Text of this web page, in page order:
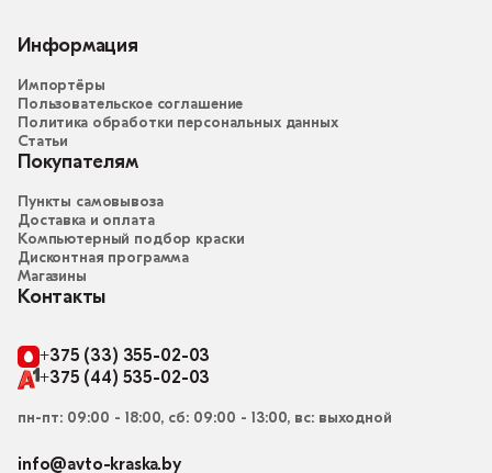
Информация
Импортёры
Пользовательское соглашение
Политика обработки персональных данных
Статьи
Покупателям
Пункты самовывоза
Доставка и оплата
Компьютерный подбор краски
Дисконтная программа
Магазины
Контакты
+375 (33) 355-02-03
+375 (44) 535-02-03
пн-пт: 09:00 - 18:00, сб: 09:00 - 13:00, вс: выходной
info@avto-kraska.by